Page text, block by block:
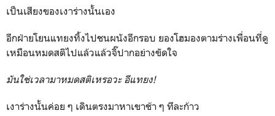
เป็นเสียงของเงาร่างนั้นเอง
อีกฝ่ายโยนแทยงทิ้งไปชนผนังอีกรอบ ยองโฮมองตามร่างเพื่อนที่ดู
เหมือนหมดสติไปแล้วแล้วจิ๊ปากอย่างขัดใจ
มันใช่เวลามาหมดสติเหรอวะ อีแทยง!
เงาร่างนั้นค่อย ๆ เดินตรงมาหาเขาช้า ๆ ทีละก้าว